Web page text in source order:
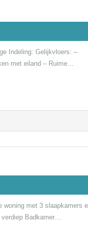
Indeling: Gelijkvloers: –
met eiland – Ruime…
met 3 slaapkamers
verdiep Badkamer…